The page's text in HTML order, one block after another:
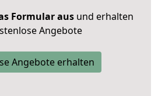
Formular ausund erhalten
Angebote
Angebote erhalten